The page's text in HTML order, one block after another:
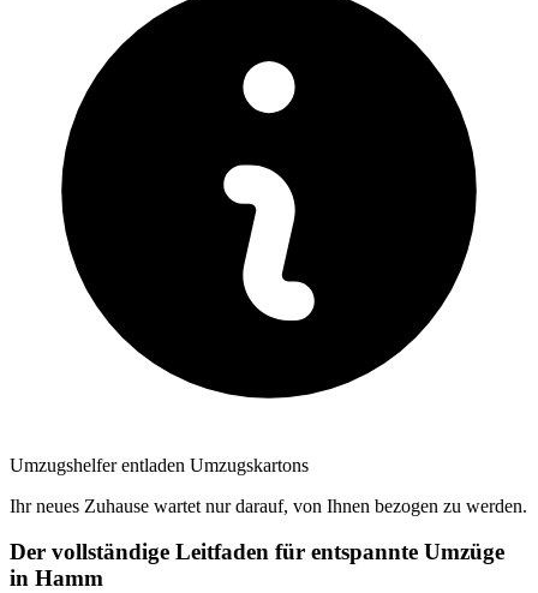
Umzugshelfer entladen Umzugskartons
Ihr neues Zuhause wartet nur darauf, von Ihnen bezogen zu werden.
Der vollständige Leitfaden für entspannte Umzüge
in Hamm